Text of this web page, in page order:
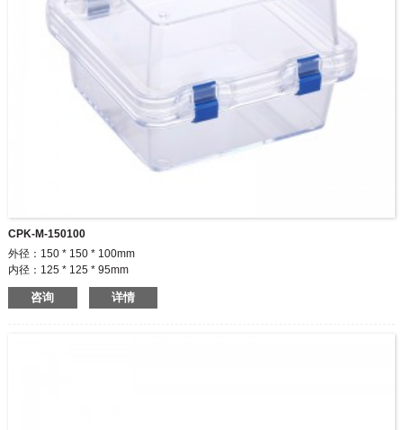
CPK-M-150100
外径：150 * 150 * 100mm
内径：125 * 125 * 95mm
两个扣，两个铰链。 铰链和表扣的常规颜色为蓝色，透明和黑色。我们也可以根
据客户要求提供其他颜色
咨询 详情